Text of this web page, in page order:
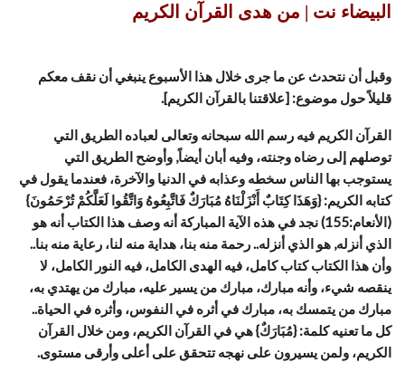
البيضاء نت | من هدى القرآن الكريم
وقبل أن نتحدث عن ما جرى خلال هذا الأسبوع ينبغي أن نقف معكم
قليلاً حول موضوع: [علاقتنا بالقرآن الكريم].
القرآن الكريم فيه رسم الله سبحانه وتعالى لعباده الطريق التي
توصلهم إلى رضاه وجنته، وفيه أبان أيضاً, وأوضح الطريق التي
يستوجب بها الناس سخطه وعذابه في الدنيا والآخرة، فعندما يقول في
كتابه الكريم: {وَهَذَا كِتَابٌ أَنْزَلْنَاهُ مُبَارَكٌ فَاتَّبِعُوهُ وَاتَّقُوا لَعَلَّكُمْ تُرْحَمُونَ}
(الأنعام:155) نجد في هذه الآية المباركة أنه وصف هذا الكتاب أنه هو
الذي أنزله, هو الذي أنزله.. رحمة منه بنا، هداية منه لنا، رعاية منه بنا..
وأن هذا الكتاب كتاب كامل، فيه الهدى الكامل، فيه النور الكامل، لا
ينقصه شيء، وأنه مبارك، مبارك من يسير عليه، مبارك من يهتدي به،
مبارك من يتمسك به، مبارك في أثره في النفوس، وأثره في الحياة..
كل ما تعنيه كلمة: {مُبَارَكٌ} هي في القرآن الكريم، ومن خلال القرآن
الكريم، ولمن يسيرون على نهجه تتحقق على أعلى وأرقى مستوى.